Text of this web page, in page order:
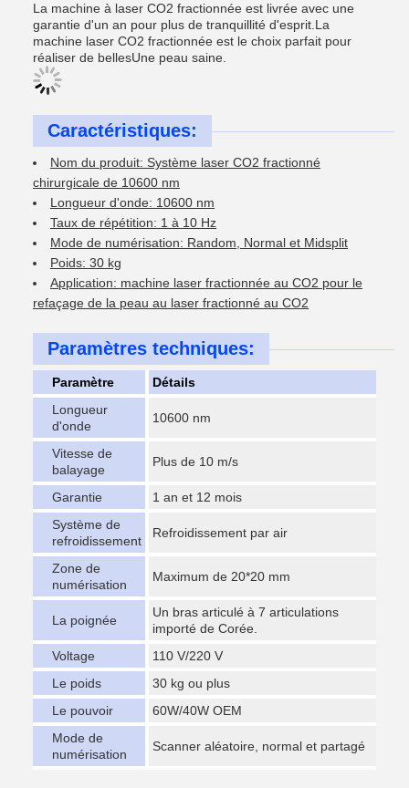
La machine à laser CO2 fractionnée est livrée avec une
garantie d'un an pour plus de tranquillité d'esprit.La
machine laser CO2 fractionnée est le choix parfait pour
réaliser de bellesUne peau saine.
Caractéristiques:
Nom du produit: Système laser CO2 fractionné
chirurgicale de 10600 nm
Longueur d'onde: 10600 nm
Taux de répétition: 1 à 10 Hz
Mode de numérisation: Random, Normal et Midsplit
Poids: 30 kg
Application: machine laser fractionnée au CO2 pour le
refaçage de la peau au laser fractionné au CO2
Paramètres techniques:
Paramètre
Détails
Longueur
d'onde
10600 nm
Vitesse de
balayage
Plus de 10 m/s
Garantie
1 an et 12 mois
Système de
refroidissement
Refroidissement par air
Zone de
numérisation
Maximum de 20*20 mm
La poignée
Un bras articulé à 7 articulations
importé de Corée.
Voltage
110 V/220 V
Le poids
30 kg ou plus
Le pouvoir
60W/40W OEM
Mode de
numérisation
Scanner aléatoire, normal et partagé